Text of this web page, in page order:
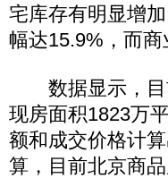
宅库存有明显增
幅达15.9%，而商
数据显示，目
现房面积1823万
额和成交价格计
算，目前北京商